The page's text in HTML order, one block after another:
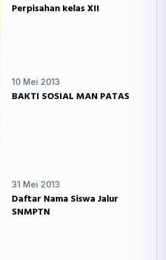
Perpisahan kelas XII
10 Mei 2013
BAKTI SOSIAL MAN PATAS
31 Mei 2013
Daftar Nama Siswa Jalur
SNMPTN